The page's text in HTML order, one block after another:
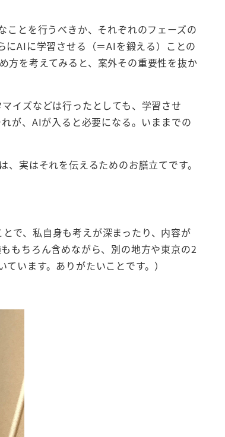
ことを行うべきか、それぞれのフェーズの
にAIに学習させる（＝AIを鍛える）ことの
方を考えてみると、案外その重要性を抜か
イズなどは行ったとしても、学習させ
が、AIが入ると必要になる。いままでの
実はそれを伝えるためのお膳立てです。
で、私自身も考えが深まったり、内容が
もちろん含めながら、別の地方や東京の2
います。ありがたいことです。）